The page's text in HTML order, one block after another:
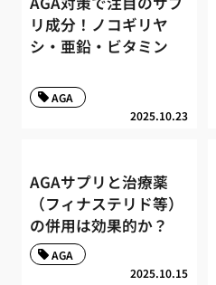
リ成分！ノコギリヤ
シ・亜鉛・ビタミン
2025.10.23
AGA
AGAサプリと治療薬
（フィナステリド等）
の併用は効果的か？
2025.10.15
AGA